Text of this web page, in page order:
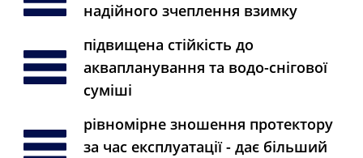
надійного зчеплення взимку
підвищена стійкість до
аквапланування та водо-снігової
суміші
рівномірне зношення протектору
за час експлуатації - дає більший